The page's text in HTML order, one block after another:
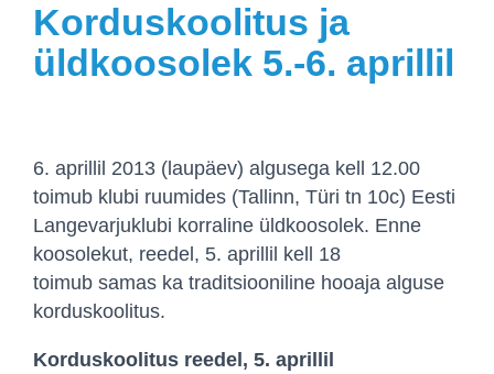
Korduskoolitus ja
üldkoosolek 5.-6. aprillil
6. aprillil 2013 (laupäev) algusega kell 12.00
toimub klubi ruumides (Tallinn, Türi tn 10c) Eesti
Langevarjuklubi korraline üldkoosolek. Enne
koosolekut, reedel, 5. aprillil kell 18
toimub samas ka traditsiooniline hooaja alguse
korduskoolitus.
Korduskoolitus reedel, 5. aprillil